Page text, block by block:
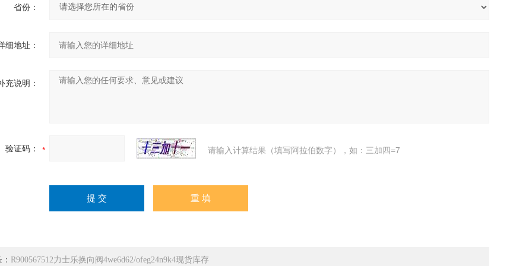
省份：
细地址：
充说明：
验证码： 请输入计算结果（填写阿拉伯数字），如：三加四=7
R900567512力士乐换向阀4we6d62/ofeg24n9k4现货库存